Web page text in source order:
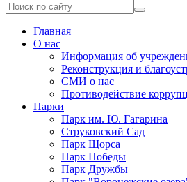
Главная
О нас
Информация об
Реконструкция и
СМИ о нас
Противодействие
Парки
Парк им. Ю. Гагарина
Струковский Сад
Парк Щорса
Парк Победы
Парк Дружбы